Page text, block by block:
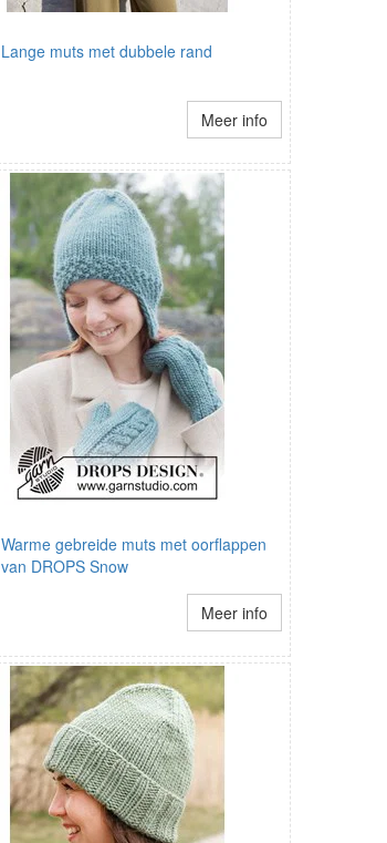
Lange muts met dubbele rand
Meer info
Warme gebreide muts met oorflappen
van DROPS Snow
Meer info